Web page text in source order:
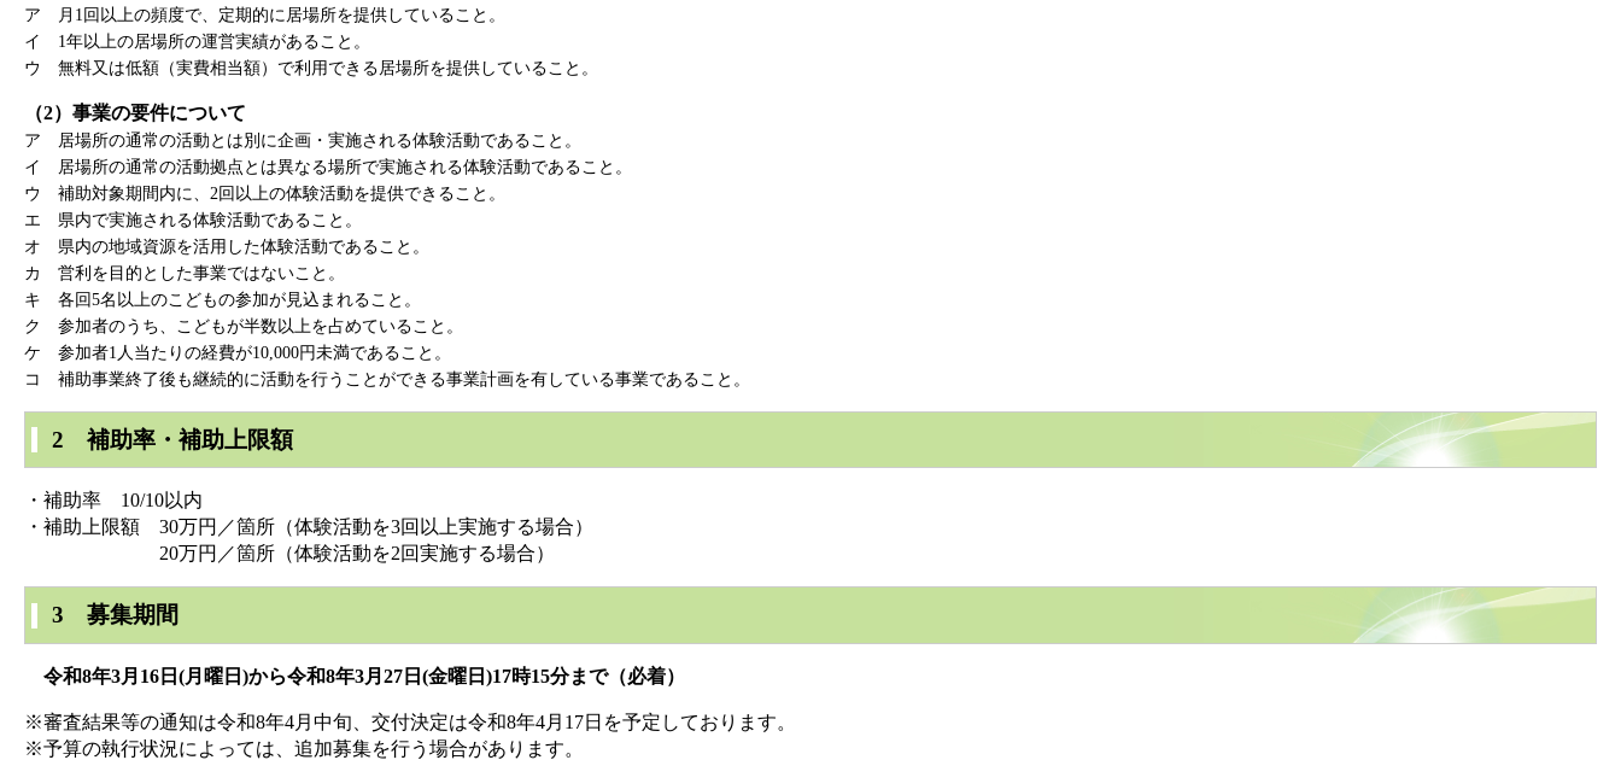
ア 月1回以上の頻度で、定期的に居場所を提供していること。​
イ 1年以上の居場所の運営実績があること。​
ウ 無料又は低額（実費相当額）で利用できる居場所を提供していること。​
（2）事業の要件について
ア 居場所の通常の活動とは別に企画・実施される体験活動であること。​
イ 居場所の通常の活動拠点とは異なる場所で実施される体験活動であること。​
ウ 補助対象期間内に、2回以上の体験活動を提供できること。​
エ 県内で実施される体験活動であること。​
オ 県内の地域資源を活用した体験活動であること。​
カ 営利を目的とした事業ではないこと。​
キ 各回5名以上のこどもの参加が見込まれること。​
ク 参加者のうち、こどもが半数以上を占めていること。​
ケ 参加者1人当たりの経費が10,000円未満であること。​
コ 補助事業終了後も継続的に活動を行うことができる事業計画を有している事業であること。​
2 補助率・補助上限額
・補助率 10/10以内
・補助上限額 30万円／箇所（体験活動を3回以上実施する場合）​
20万円／箇所（体験活動を2回実施する場合）​
3 募集期間
令和8年3月16日(月曜日)から令和8年3月27日(金曜日)17時15分まで（必着）
※審査結果等の通知は令和8年4月中旬、交付決定は令和8年4月17日を予定しております。
※予算の執行状況によっては、追加募集を行う場合があります。